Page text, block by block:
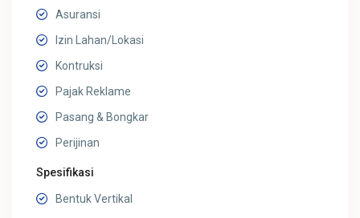
Asuransi
Izin Lahan/Lokasi
Kontruksi
Pajak Reklame
Pasang & Bongkar
Perijinan
Spesifikasi
Bentuk Vertikal